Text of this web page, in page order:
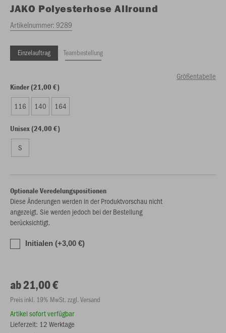
JAKO Polyesterhose Allround
Artikelnummer:9289
Einzelauftrag Teambestellung
Größentabelle
Kinder (21,00 €)
116 140 164
Unisex (24,00 €)
S
Optionale Veredelungspositionen
Diese Änderungen werden in der Produktvorschau nicht
angezeigt. Sie werden jedoch bei der Bestellung
berücksichtigt.
Initialen (+3,00 €)
ab 21,00 €
Preis inkl. 19% MwSt. zzgl. Versand
Artikel sofort verfügbar
Lieferzeit: 12 Werktage